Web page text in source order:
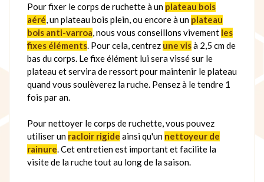
Pour fixer le corps de ruchette à un plateau bois
aéré, un plateau bois plein, ou encore à un plateau
bois anti-varroa, nous vous conseillons vivement les
fixes éléments. Pour cela, centrez une visà 2,5 cm de
bas du corps. Le fixe élément lui sera vissé sur le
plateau et servira de ressort pour maintenir le plateau
quand vous soulèverez la ruche. Pensez à le tendre 1
fois par an.
Pour nettoyer le corps de ruchette, vous pouvez
utiliser un racloir rigide ainsi qu'un nettoyeur de
rainure. Cet entretien est important et facilite la
visite de la ruche tout au long de la saison.